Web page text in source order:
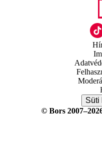
Süti
© Bors